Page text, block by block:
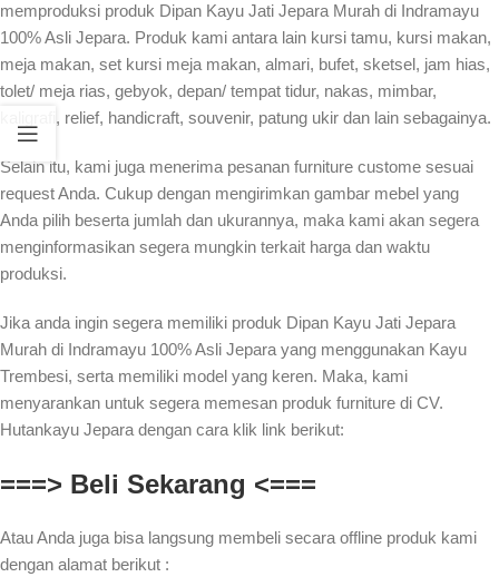
memproduksi produk Dipan Kayu Jati Jepara Murah di Indramayu
100% Asli Jepara. Produk kami antara lain kursi tamu, kursi makan,
meja makan, set kursi meja makan, almari, bufet, sketsel, jam hias,
tolet/ meja rias, gebyok, depan/ tempat tidur, nakas, mimbar,
kaligrafi, relief, handicraft, souvenir, patung ukir dan lain sebagainya.
Selain itu, kami juga menerima pesanan furniture custome sesuai
request Anda. Cukup dengan mengirimkan gambar mebel yang
Anda pilih beserta jumlah dan ukurannya, maka kami akan segera
menginformasikan segera mungkin terkait harga dan waktu
produksi.
Jika anda ingin segera memiliki produk Dipan Kayu Jati Jepara
Murah di Indramayu 100% Asli Jepara yang menggunakan Kayu
Trembesi, serta memiliki model yang keren. Maka, kami
menyarankan untuk segera memesan produk furniture di CV.
Hutankayu Jepara dengan cara klik link berikut:
===> Beli Sekarang <===
Atau Anda juga bisa langsung membeli secara offline produk kami
dengan alamat berikut :